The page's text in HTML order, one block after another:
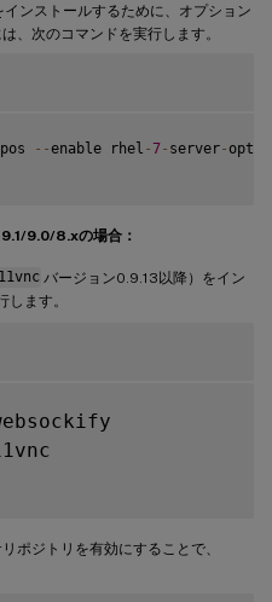
ンストールするために、オプション
、次のコマンドを実行します。
--enable rhel - 7- server-
9.0/8.xの場合：
バージョン0.9.13以降）をイン
ます。
ポジトリを有効にすることで、